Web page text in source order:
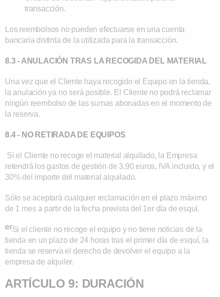
transacción.
Los reembolsos no pueden efectuarse en una cuenta
bancaria distinta de la utilizada para la transacción.
8.3 - ANULACIÓN TRAS LA RECOGIDA DEL MATERIAL
Una vez que el Cliente haya recogido el Equipo en la tienda,
la anulación ya no será posible. El Cliente no podrá reclamar
ningún reembolso de las sumas abonadas en el momento de
la reserva.
8.4 - NO RETIRADA DE EQUIPOS
Si el Cliente no recoge el material alquilado, la Empresa
retendrá los gastos de gestión de 3,90 euros, IVA incluido, y el
30% del importe del material alquilado.
Sólo se aceptará cualquier reclamación en el plazo máximo
de 1 mes a partir de la fecha prevista del 1er día de esquí.
erSi el cliente no recoge el equipo y no tiene noticias de la
tienda en un plazo de 24 horas tras el primer día de esquí, la
tienda se reserva el derecho de devolver el equipo a la
empresa de alquiler.
ARTÍCULO 9: DURACIÓN